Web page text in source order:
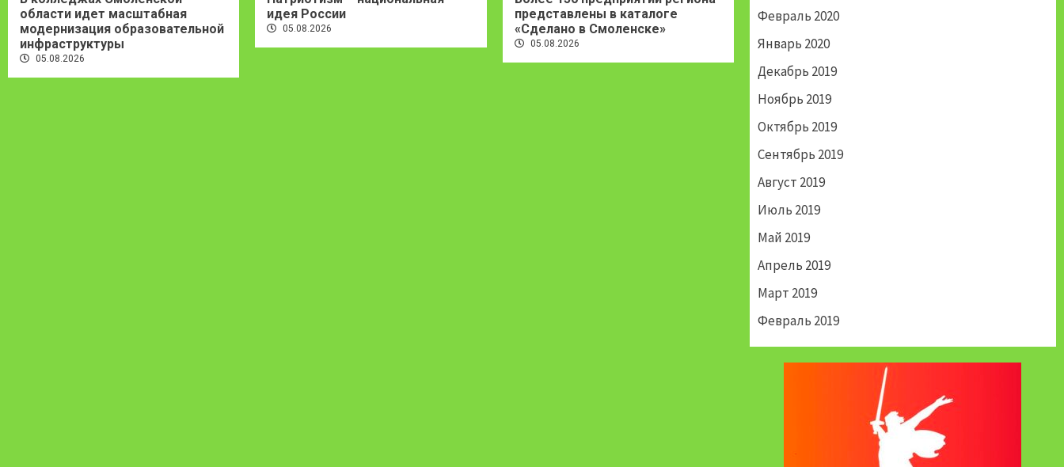
области идет масштабная
модернизация образовательной
инфраструктуры
05.08.2026
идея России
05.08.2026
представлены в каталоге
«Сделано в Смоленске»
05.08.2026
Февраль 2020
Январь 2020
Декабрь 2019
Ноябрь 2019
Октябрь 2019
Сентябрь 2019
Август 2019
Июль 2019
Май 2019
Апрель 2019
Март 2019
Февраль 2019